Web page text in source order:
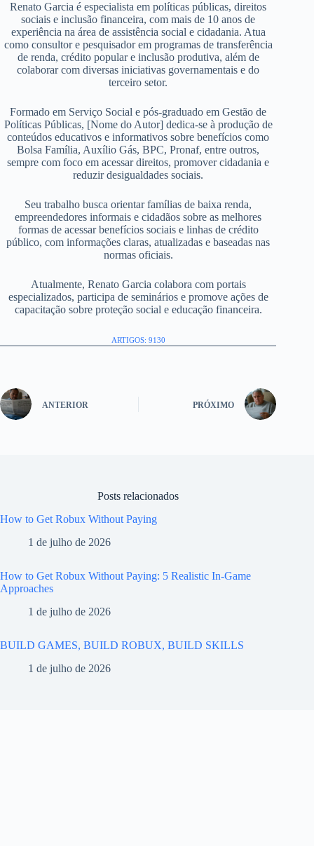
Renato Garcia é especialista em políticas públicas, direitos
sociais e inclusão financeira, com mais de 10 anos de
experiência na área de assistência social e cidadania. Atua
como consultor e pesquisador em programas de transferência
de renda, crédito popular e inclusão produtiva, além de
colaborar com diversas iniciativas governamentais e do
terceiro setor.
Formado em Serviço Social e pós-graduado em Gestão de
Políticas Públicas, [Nome do Autor] dedica-se à produção de
conteúdos educativos e informativos sobre benefícios como
Bolsa Família, Auxílio Gás, BPC, Pronaf, entre outros,
sempre com foco em acessar direitos, promover cidadania e
reduzir desigualdades sociais.
Seu trabalho busca orientar famílias de baixa renda,
empreendedores informais e cidadãos sobre as melhores
formas de acessar benefícios sociais e linhas de crédito
público, com informações claras, atualizadas e baseadas nas
normas oficiais.
Atualmente, Renato Garcia colabora com portais
especializados, participa de seminários e promove ações de
capacitação sobre proteção social e educação financeira.
ARTIGOS: 9130
ANTERIOR PRÓXIMO
Posts relacionados
How to Get Robux Without Paying
1 de julho de 2026
How to Get Robux Without Paying: 5 Realistic In-Game
Approaches
1 de julho de 2026
BUILD GAMES, BUILD ROBUX, BUILD SKILLS
1 de julho de 2026